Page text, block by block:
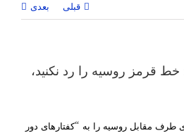
قبلی بعدی
قرمز روسیه را رد نکنید،
مقابل روسیه را به “کفتارهای دور